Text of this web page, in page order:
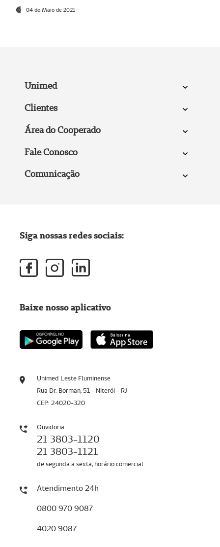
04 de Maio de 2021
Unimed
Clientes
Área do Cooperado
Fale Conosco
Comunicação
Unimed Leste Fluminense
Rua Dr. Borman, 51 - Niterói - RJ
CEP: 24020-320
Ouvidoria
21 3803-1120
21 3803-1121
de segunda a sexta, horário comercial
Atendimento 24h
0800 970 9087
4020 9087
Siga nossas redes sociais:
Baixe nosso aplicativo